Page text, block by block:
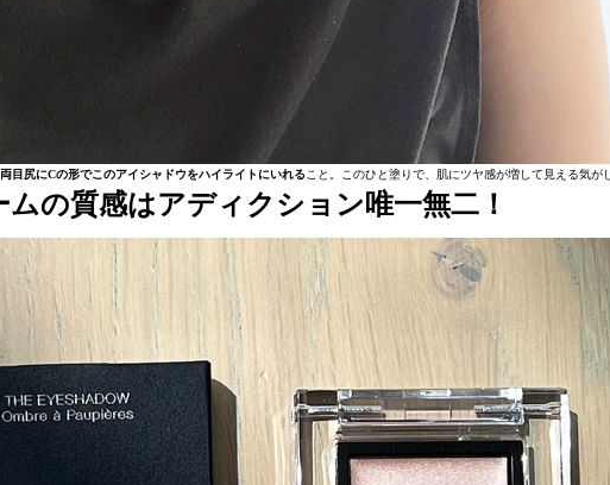
両目尻にCの形でこのアイシャドウをハイライトにいれる こと。このひと塗りで、肌にツヤ感が増して見える気が
の質感はアディクション唯一無二！